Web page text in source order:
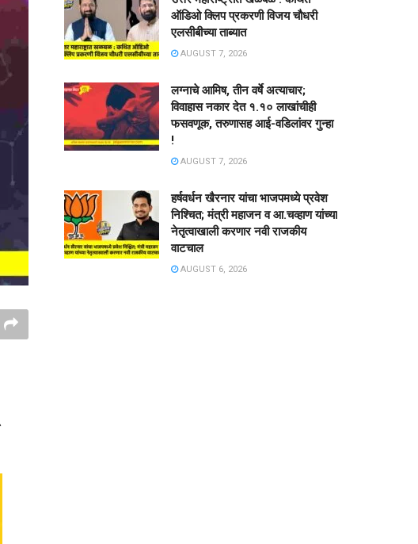
ऑडिओ क्लिप प्रकरणी विजय चौधरी
एलसीबीच्या ताब्यात
AUGUST 7, 2026
लग्नाचे आमिष, तीन वर्षे अत्याचार;
विवाहास नकार देत १.१० लाखांचीही
फसवणूक, तरुणासह आई-वडिलांवर गुन्हा
!
AUGUST 7, 2026
हर्षवर्धन खैरनार यांचा भाजपमध्ये प्रवेश
निश्चित; मंत्री महाजन व आ.चव्हाण यांच्या
नेतृत्वाखाली करणार नवी राजकीय
वाटचाल
AUGUST 6, 2026